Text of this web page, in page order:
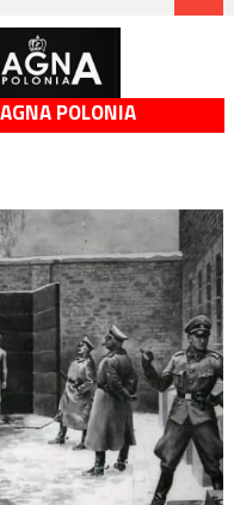
POLONIA